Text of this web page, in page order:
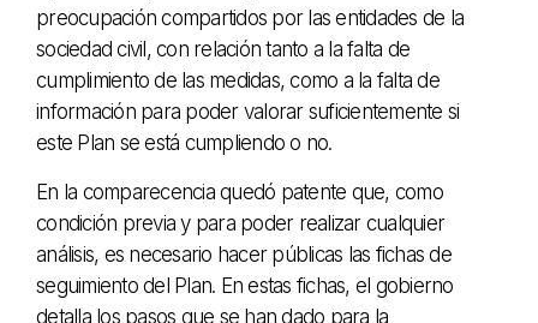
preocupación compartidos por las entidades de la
sociedad civil, con relación tanto a la falta de
cumplimiento de las medidas, como a la falta de
información para poder valorar suficientemente si
este Plan se está cumpliendo o no.
En la comparecencia quedó patente que, como
condición previa y para poder realizar cualquier
análisis, es necesario hacer públicas las fichas de
seguimiento del Plan. En estas fichas, el gobierno
detalla los pasos que se han dado para la